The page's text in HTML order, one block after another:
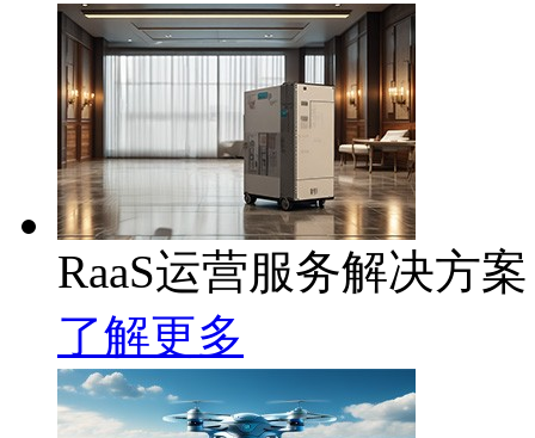
RaaS运营服务解决方案
了解更多